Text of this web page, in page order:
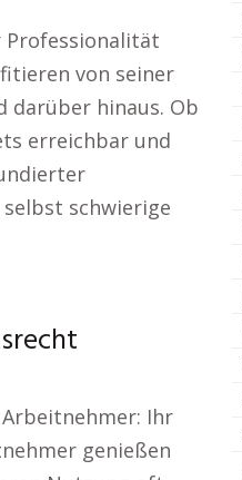
Professionalität
von seiner
darüber hinaus. Ob
erreichbar und
schwierige
Ihr
genießen